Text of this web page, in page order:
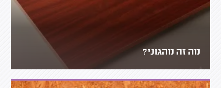
מה זה מהגוני?